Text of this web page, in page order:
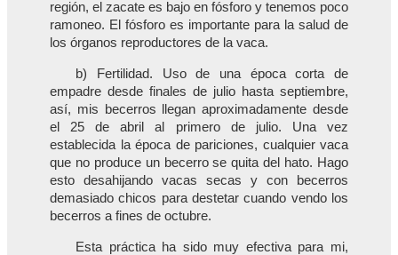
región, el zacate es bajo en fósforo y tenemos poco
ramoneo. El fósforo es importante para la salud de
los órganos reproductores de la vaca.
b) Fertilidad. Uso de una época corta de
empadre desde finales de julio hasta septiembre,
así, mis becerros llegan aproximadamente desde
el 25 de abril al primero de julio. Una vez
establecida la época de pariciones, cualquier vaca
que no produce un becerro se quita del hato. Hago
esto desahijando vacas secas y con becerros
demasiado chicos para destetar cuando vendo los
becerros a fines de octubre.
Esta práctica ha sido muy efectiva para mi,